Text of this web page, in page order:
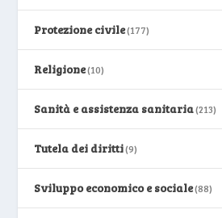
Protezione civile(177)
Religione(10)
Sanità e assistenza sanitaria(213)
Tutela dei diritti(9)
Sviluppo economico e sociale(88)